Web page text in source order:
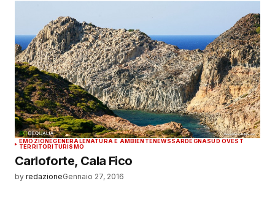
EMOZIONEGENERALENATURA E AMBIENTENEWSSARDEGNASUD OVEST
TERRITORI TURISMO
Carloforte, Cala Fico
by redazioneGennaio 27, 2016